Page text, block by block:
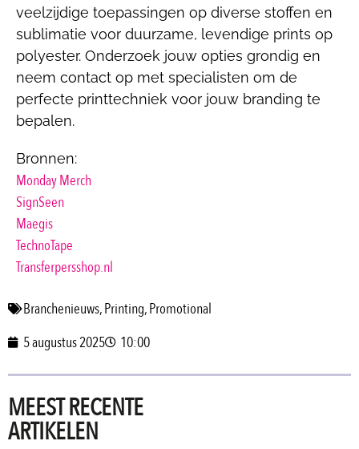
veelzijdige toepassingen op diverse stoffen en
sublimatie voor duurzame, levendige prints op
polyester. Onderzoek jouw opties grondig en
neem contact op met specialisten om de
perfecte printtechniek voor jouw branding te
bepalen.
Bronnen:
Monday Merch
SignSeen
Maegis
TechnoTape
Transferpersshop.nl
Branchenieuws,Printing,Promotional
5 augustus 2025
10:00
MEEST RECENTE
ARTIKELEN